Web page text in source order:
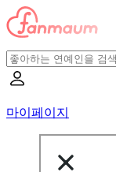
마이페이지